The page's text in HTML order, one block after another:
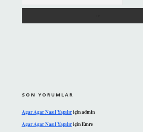
SON YORUMLAR
Agar Agar Nasıl Yapılıriçinadmin
Agar Agar Nasıl YapılıriçinEmre